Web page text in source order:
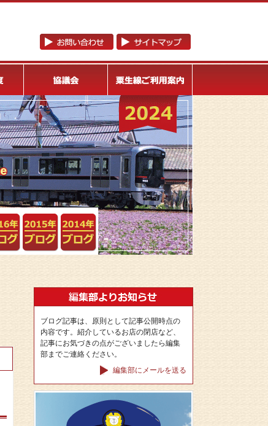
ブログ記事は、原則として記事公開時点の
内容です。紹介しているお店の閉店など、
記事にお気づきの点がございましたら編集
部までご連絡ください。
編集部にメールを送る